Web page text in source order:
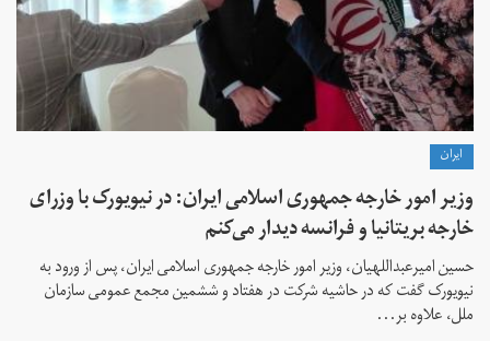
ايران
وزیر امور خارجه جمهوری اسلامی ایران: در نیویورک با وزرای
خارجه بریتانیا و فرانسه دیدار می‌کنم
حسین امیرعبداللهیان، وزیر امور خارجه جمهوری اسلامی ایران، پس از ورود به
نیویورک گفت که در حاشیه شرکت در هفتاد و ششمین مجمع عمومی سازمان
ملل، علاوه بر...